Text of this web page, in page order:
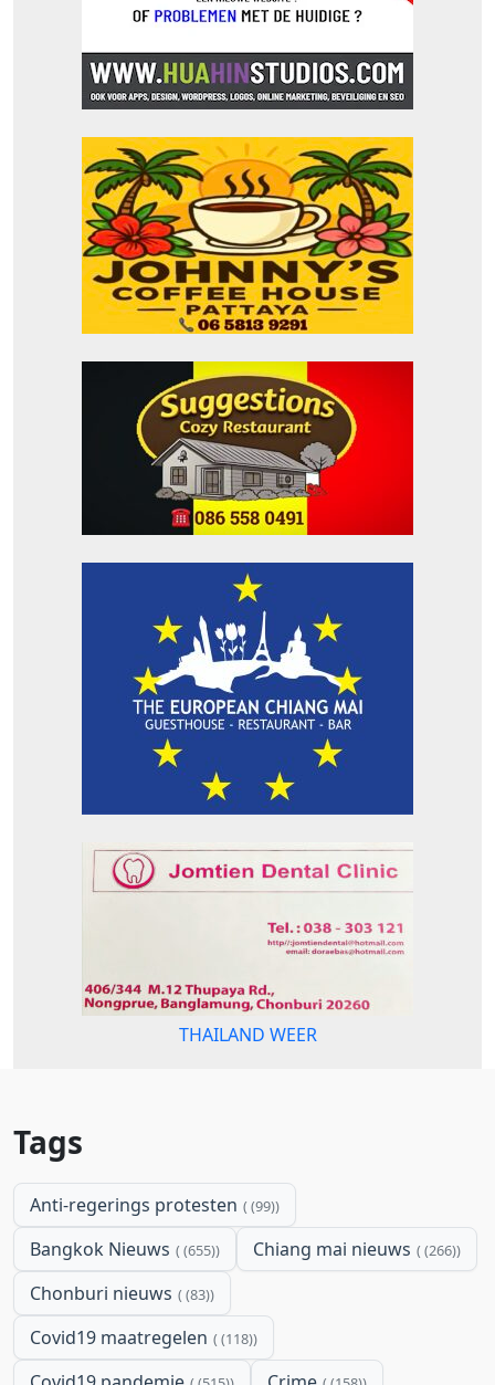
THAILAND WEER
Tags
Anti-regerings protesten (99)
Bangkok Nieuws (655) Chiang mai nieuws (266)
Chonburi nieuws (83)
Covid19 maatregelen (118)